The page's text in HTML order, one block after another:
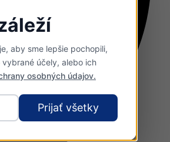
aby sme lepšie pochopili,
účely, alebo ich
osobných údajov.
Prijať všetky